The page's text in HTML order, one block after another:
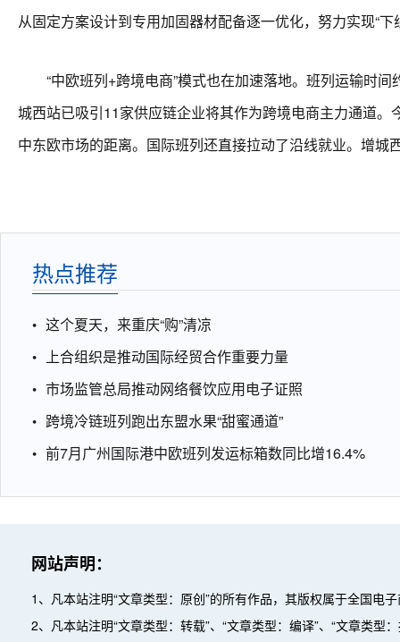
从固定方案设计到专用加固器材配备逐一优化，努力实现“
“中欧班列+跨境电商”模式也在加速落地。班列运输时间
城西站已吸引11家供应链企业将其作为跨境电商主力通道
中东欧市场的距离。国际班列还直接拉动了沿线就业。增
热点推荐
这个夏天，来重庆“购”清凉
上合组织是推动国际经贸合作重要力量
市场监管总局推动网络餐饮应用电子证照
跨境冷链班列跑出东盟水果“甜蜜通道”
前7月广州国际港中欧班列发运标箱数同比增16.4%
网站声明：
1、凡本站注明“文章类型：原创”的所有作品，其版权属于全国电
2、凡本站注明“文章类型：转载”、“文章类型：编译”、“文章类